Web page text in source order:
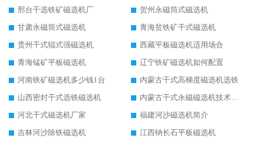
邢台干选铁矿磁选机厂
贺州永磁筒式磁选机
甘肃永磁筒式磁选机
青海贫铁矿干式磁选机
贵州干式辊式强磁选机
西藏平板磁选机适用场合
青海锰矿平板磁选机
辽宁铁矿磁选机如何配置
河南铁矿磁选机多少钱1台
内蒙古干式高梯度磁选机选铁
山西密封干式选铁磁选机
内蒙古干式永磁磁选机技术要求
河北干式磁选机厂家
福建河沙磁选机简介
吉林河沙除铁磁选机
江西钠长石平板磁选机